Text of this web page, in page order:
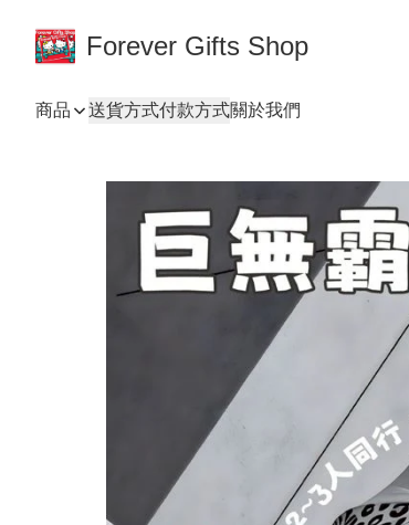
Forever Gifts Shop
商品 送貨方式付款方式關於我們